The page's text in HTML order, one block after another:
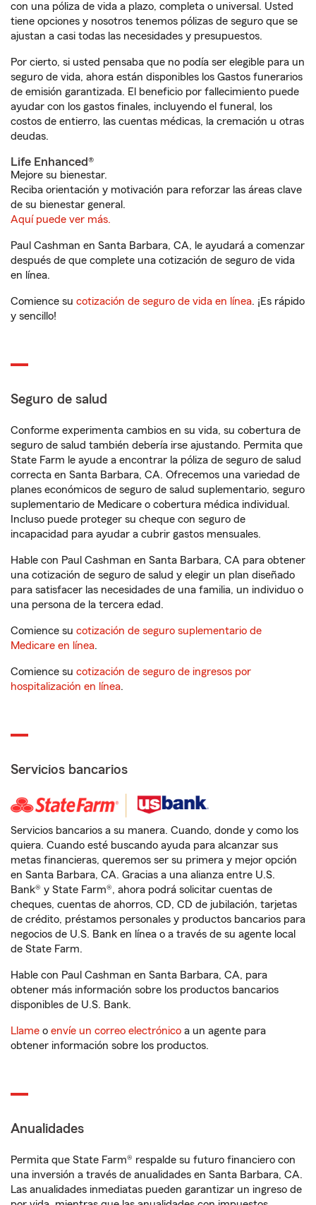
con una póliza de vida a plazo, completa o universal. Usted
tiene opciones y nosotros tenemos pólizas de seguro que se
ajustan a casi todas las necesidades y presupuestos.
Por cierto, si usted pensaba que no podía ser elegible para un
seguro de vida, ahora están disponibles los Gastos funerarios
de emisión garantizada. El beneficio por fallecimiento puede
ayudar con los gastos finales, incluyendo el funeral, los
costos de entierro, las cuentas médicas, la cremación u otras
deudas.
Life Enhanced®
Mejore su bienestar.
Reciba orientación y motivación para reforzar las áreas clave
de su bienestar general.
Aquí puede ver más.
Paul Cashman en Santa Barbara, CA, le ayudará a comenzar
después de que complete una cotización de seguro de vida
en línea.
Comience su cotización de seguro de vida en línea. ¡Es rápido
y sencillo!
Seguro de salud
Conforme experimenta cambios en su vida, su cobertura de
seguro de salud también debería irse ajustando. Permita que
State Farm le ayude a encontrar la póliza de seguro de salud
correcta en Santa Barbara, CA. Ofrecemos una variedad de
planes económicos de seguro de salud suplementario, seguro
suplementario de Medicare o cobertura médica individual.
Incluso puede proteger su cheque con seguro de
incapacidad para ayudar a cubrir gastos mensuales.
Hable con Paul Cashman en Santa Barbara, CA para obtener
una cotización de seguro de salud y elegir un plan diseñado
para satisfacer las necesidades de una familia, un individuo o
una persona de la tercera edad.
Comience su cotización de seguro suplementario de
Medicare en línea.
Comience su cotización de seguro de ingresos por
hospitalización en línea.
Servicios bancarios
Servicios bancarios a su manera. Cuando, donde y como los
quiera. Cuando esté buscando ayuda para alcanzar sus
metas financieras, queremos ser su primera y mejor opción
en Santa Barbara, CA. Gracias a una alianza entre U.S.
Bank® y State Farm®, ahora podrá solicitar cuentas de
cheques, cuentas de ahorros, CD, CD de jubilación, tarjetas
de crédito, préstamos personales y productos bancarios para
negocios de U.S. Bank en línea o a través de su agente local
de State Farm.
Hable con Paul Cashman en Santa Barbara, CA, para
obtener más información sobre los productos bancarios
disponibles de U.S. Bank.
Llame o envíe un correo electrónico a un agente para
obtener información sobre los productos.
Anualidades
Permita que State Farm® respalde su futuro financiero con
una inversión a través de anualidades en Santa Barbara, CA.
Las anualidades inmediatas pueden garantizar un ingreso de